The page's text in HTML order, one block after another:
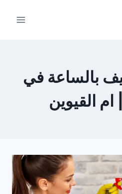
بالساعة في
القيوين